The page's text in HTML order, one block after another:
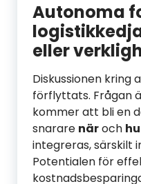
Autonoma
eller
Diskussionen kring
förflyttats. Frågan
kommer att bli en
snarare näroch
integreras, särskilt
Potentialen för